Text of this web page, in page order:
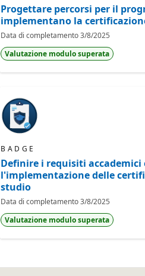
Progettare percorsi per il
implementano la
Data di completamento3/8/2025
Valutazione modulo superata
BADGE
Definire i requisiti accademici
l'implementazione delle
studio
Data di completamento3/8/2025
Valutazione modulo superata